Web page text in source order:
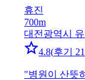
휴진
700m
대전광역시
4.8(후기 21
"병원이 산뜻